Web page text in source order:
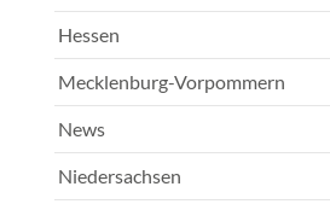
Hessen
Mecklenburg-Vorpommern
News
Niedersachsen